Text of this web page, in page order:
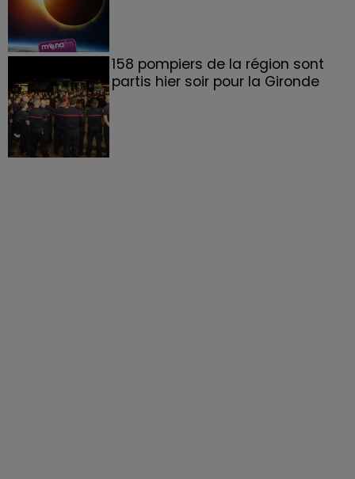
158 pompiers de la région sont
partis hier soir pour la Gironde